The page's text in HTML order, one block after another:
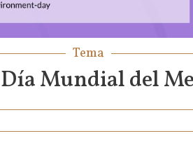
Tema
Mundial del